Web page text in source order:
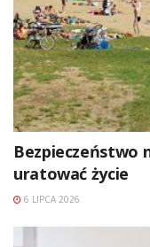
Bezpieczeństwo
uratować życie
6 LIPCA 2026